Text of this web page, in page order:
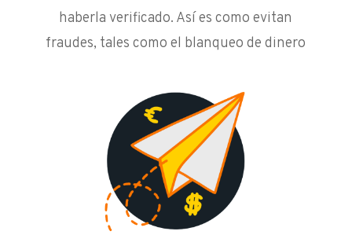
haberla verificado. Así es como evitan
fraudes, tales como el blanqueo de dinero